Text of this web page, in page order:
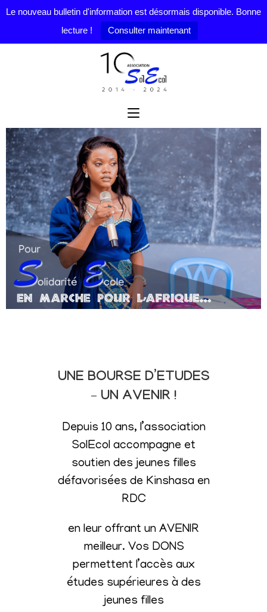
Le nouveau bulletin d'information est désormais disponible. Bonne
lecture !
Consulter maintenant
UNE BOURSE D’ETUDES
– UN AVENIR !
Depuis 10 ans, l’association
SolEcol accompagne et
soutien des jeunes filles
défavorisées de Kinshasa en
RDC
en leur offrant un AVENIR
meilleur. Vos DONS
permettent l’accès aux
études supérieures à des
jeunes filles